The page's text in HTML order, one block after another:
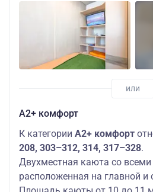
А2+ комфорт
К категории А2+ комфорт
208, 303–312, 314, 317–328.
Двухместная каюта со
расположенная на главной и